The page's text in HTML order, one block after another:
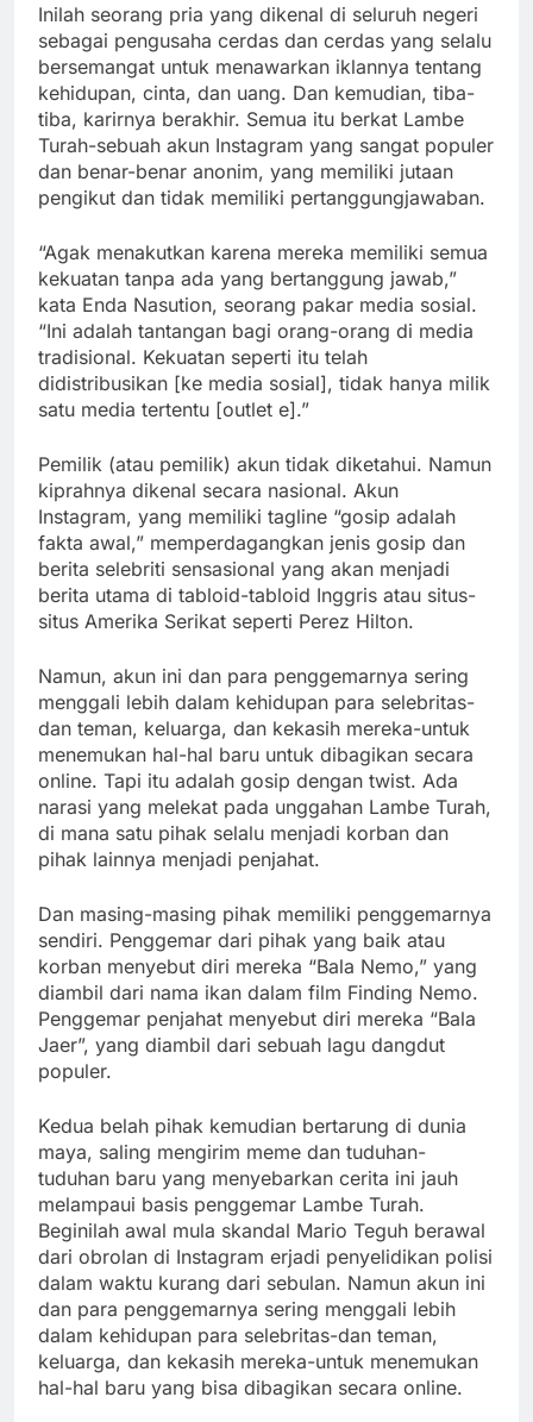
Inilah seorang pria yang dikenal di seluruh negeri
sebagai pengusaha cerdas dan cerdas yang selalu
bersemangat untuk menawarkan iklannya tentang
kehidupan, cinta, dan uang. Dan kemudian, tiba-
tiba, karirnya berakhir. Semua itu berkat Lambe
Turah-sebuah akun Instagram yang sangat populer
dan benar-benar anonim, yang memiliki jutaan
pengikut dan tidak memiliki pertanggungjawaban.
“Agak menakutkan karena mereka memiliki semua
kekuatan tanpa ada yang bertanggung jawab,”
kata Enda Nasution, seorang pakar media sosial.
“Ini adalah tantangan bagi orang-orang di media
tradisional. Kekuatan seperti itu telah
didistribusikan [ke media sosial], tidak hanya milik
satu media tertentu [outlet e].”
Pemilik (atau pemilik) akun tidak diketahui. Namun
kiprahnya dikenal secara nasional. Akun
Instagram, yang memiliki tagline “gosip adalah
fakta awal,” memperdagangkan jenis gosip dan
berita selebriti sensasional yang akan menjadi
berita utama di tabloid-tabloid Inggris atau situs-
situs Amerika Serikat seperti Perez Hilton.
Namun, akun ini dan para penggemarnya sering
menggali lebih dalam kehidupan para selebritas-
dan teman, keluarga, dan kekasih mereka-untuk
menemukan hal-hal baru untuk dibagikan secara
online. Tapi itu adalah gosip dengan twist. Ada
narasi yang melekat pada unggahan Lambe Turah,
di mana satu pihak selalu menjadi korban dan
pihak lainnya menjadi penjahat.
Dan masing-masing pihak memiliki penggemarnya
sendiri. Penggemar dari pihak yang baik atau
korban menyebut diri mereka “Bala Nemo,” yang
diambil dari nama ikan dalam film Finding Nemo.
Penggemar penjahat menyebut diri mereka “Bala
Jaer”, yang diambil dari sebuah lagu dangdut
populer.
Kedua belah pihak kemudian bertarung di dunia
maya, saling mengirim meme dan tuduhan-
tuduhan baru yang menyebarkan cerita ini jauh
melampaui basis penggemar Lambe Turah.
Beginilah awal mula skandal Mario Teguh berawal
dari obrolan di Instagram erjadi penyelidikan polisi
dalam waktu kurang dari sebulan. Namun akun ini
dan para penggemarnya sering menggali lebih
dalam kehidupan para selebritas-dan teman,
keluarga, dan kekasih mereka-untuk menemukan
hal-hal baru yang bisa dibagikan secara online.